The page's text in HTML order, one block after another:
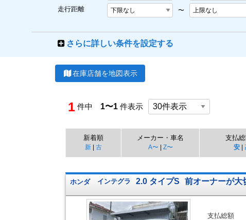
走行距離 〜
さらに詳しい条件を設定する
在庫店舗を地図表示
1 件中 1〜1 件表示
新着順
新 | 古
メーカー・車名
A〜| Z〜
支払
安|
ホンダ インテグラ 2.0 タイプS 前オーナーが
支払総額